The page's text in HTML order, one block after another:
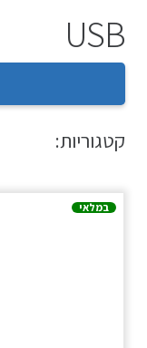
קטגוריות:
USB
במלאי